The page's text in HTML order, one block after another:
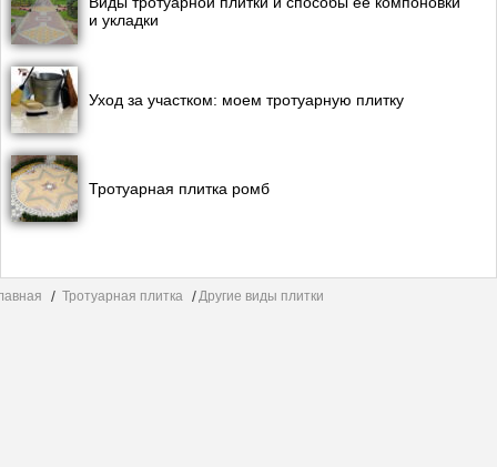
и укладки
Уход за участком: моем тротуарную плитку
Тротуарная плитка ромб
Тротуарная плитка Другие виды плитки